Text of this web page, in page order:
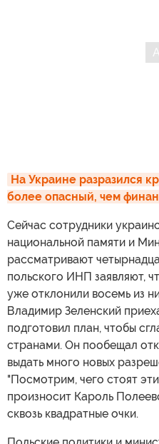
На Украине разразился
более опасный, чем
Сейчас сотрудники
национальной памяти и
рассматривают
польского ИНП заявляют,
уже отклонили восемь из
Владимир Зеленский
подготовил план, чтобы
странами. Он пообещал
выдать много новых
"Посмотрим, чего стоят
произносит Кароль
сквозь квадратные очки.